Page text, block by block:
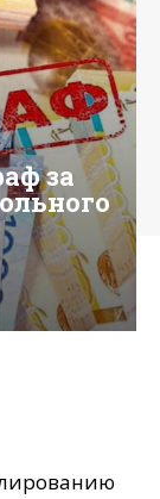
за